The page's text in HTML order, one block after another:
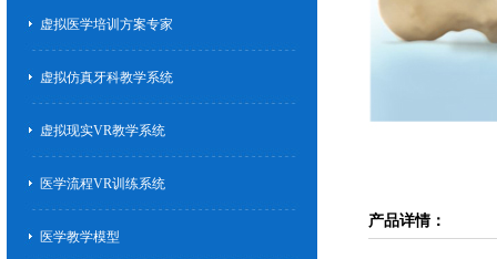
虚拟医学培训方案专家
虚拟仿真牙科教学系统
虚拟现实VR教学系统
医学流程VR训练系统
医学教学模型
产品详情：